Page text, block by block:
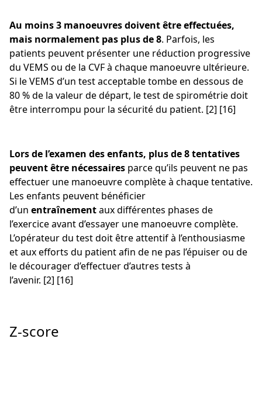
Au moins 3 manoeuvres doivent être effectuées,
mais normalement pas plus de 8. Parfois, les
patients peuvent présenter une réduction progressive
du VEMS ou de la CVF à chaque manoeuvre ultérieure.
Si le VEMS d’un test acceptable tombe en dessous de
80 % de la valeur de départ, le test de spirométrie doit
être interrompu pour la sécurité du patient. [2] [16]
Lors de l’examen des enfants, plus de 8 tentatives
peuvent être nécessaires parce qu’ils peuvent ne pas
effectuer une manoeuvre complète à chaque tentative.
Les enfants peuvent bénéficier
d’un entraînementaux différentes phases de
l’exercice avant d’essayer une manoeuvre complète.
L’opérateur du test doit être attentif à l’enthousiasme
et aux efforts du patient afin de ne pas l’épuiser ou de
le décourager d’effectuer d’autres tests à
l’avenir. [2] [16]
Z-score